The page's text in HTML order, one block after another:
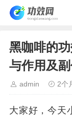
黑咖啡的
与作用及
admin 2个
大家好，今天